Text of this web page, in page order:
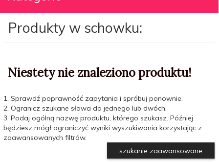
Produkty w schowku:
Niestety nie znaleziono produktu!
1. Sprawdź poprawność zapytania i spróbuj ponownie.
2. Ogranicz szukane słowa do jednego lub dwóch.
3. Podaj ogólną nazwę produktu, którego szukasz. Później
będziesz mógł ograniczyć wyniki wyszukiwania korzystając z
zaawansowanych filtrów.
szukanie zaawansowane